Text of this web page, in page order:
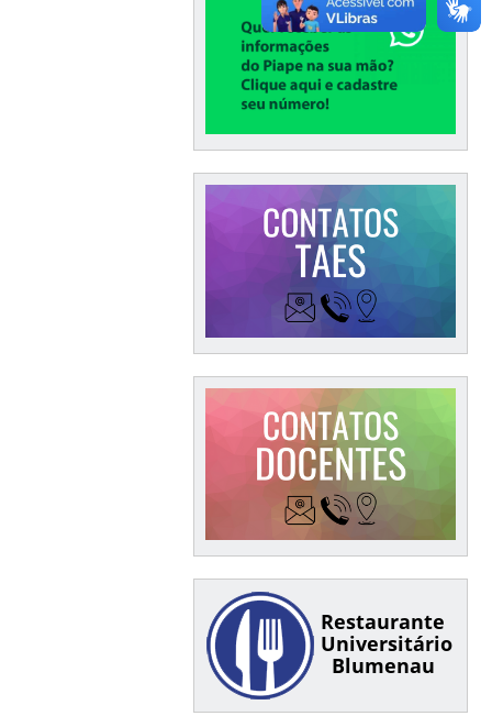
Restaurante
Universitário
Blumenau